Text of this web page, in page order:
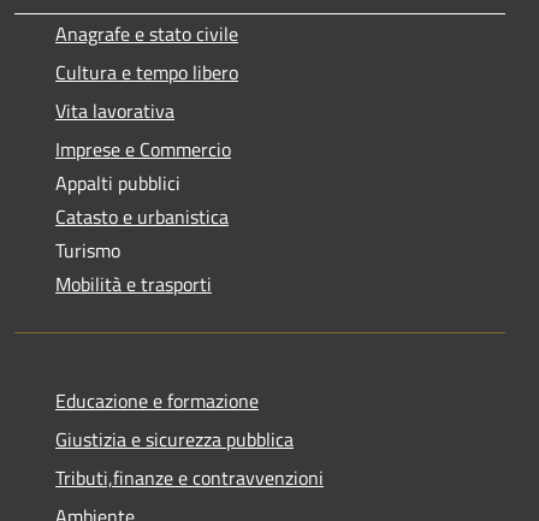
Anagrafe e stato civile
Cultura e tempo libero
Vita lavorativa
Imprese e Commercio
Appalti pubblici
Catasto e urbanistica
Turismo
Mobilità e trasporti
Educazione e formazione
Giustizia e sicurezza pubblica
Tributi,finanze e contravvenzioni